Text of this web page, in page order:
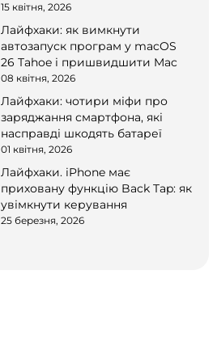
15 квітня, 2026
Лайфхаки: як вимкнути
автозапуск програм у macOS
26 Tahoe і пришвидшити Mac
08 квітня, 2026
Лайфхаки: чотири міфи про
заряджання смартфона, які
насправді шкодять батареї
01 квітня, 2026
Лайфхаки. iPhone має
приховану функцію Back Tap: як
увімкнути керування
25 березня, 2026